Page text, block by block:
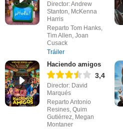
Director: Andrew
Stanton, McKenna
Harris
Reparto Tom Hanks,
Tim Allen, Joan
Cusack
Tráiler
Haciendo amigos
3,4
Director: David
Marqués
Reparto Antonio
Resines, Quim
Gutiérrez, Megan
Montaner